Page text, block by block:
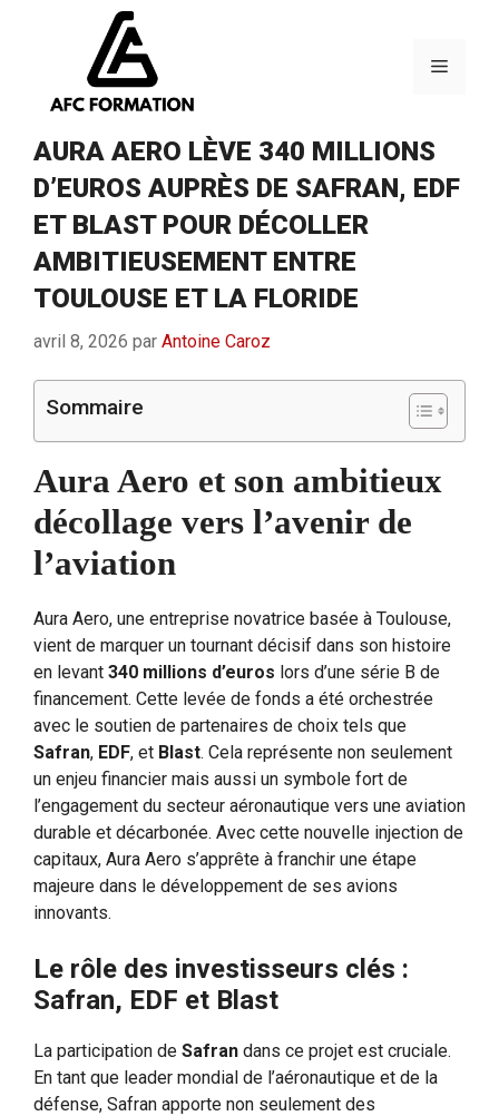
Menu
AURA AERO LÈVE 340 MILLIONS
D’EUROS AUPRÈS DE SAFRAN, EDF
ET BLAST POUR DÉCOLLER
AMBITIEUSEMENT ENTRE
TOULOUSE ET LA FLORIDE
avril 8, 2026 par Antoine Caroz
Sommaire
Aura Aero et son ambitieux
décollage vers l’avenir de
l’aviation
Aura Aero, une entreprise novatrice basée à Toulouse,
vient de marquer un tournant décisif dans son histoire
en levant 340 millions d’euros lors d’une série B de
financement. Cette levée de fonds a été orchestrée
avec le soutien de partenaires de choix tels que
Safran, EDF, et Blast. Cela représente non seulement
un enjeu financier mais aussi un symbole fort de
l’engagement du secteur aéronautique vers une aviation
durable et décarbonée. Avec cette nouvelle injection de
capitaux, Aura Aero s’apprête à franchir une étape
majeure dans le développement de ses avions
innovants.
Le rôle des investisseurs clés :
Safran, EDF et Blast
La participation de Safran dans ce projet est cruciale.
En tant que leader mondial de l’aéronautique et de la
défense, Safran apporte non seulement des